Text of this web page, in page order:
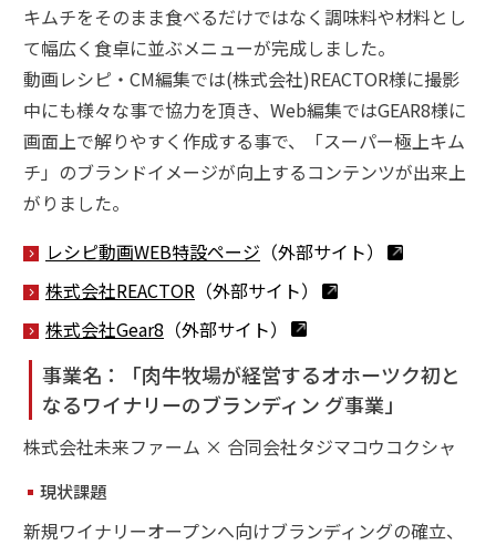
キムチをそのまま食べるだけではなく調味料や材料とし
て幅広く食卓に並ぶメニューが完成しました。
動画レシピ・CM編集では(株式会社)REACTOR様に撮影
中にも様々な事で協力を頂き、Web編集ではGEAR8様に
画面上で解りやすく作成する事で、「スーパー極上キム
チ」のブランドイメージが向上するコンテンツが出来上
がりました。
レシピ動画WEB特設ページ （外部サイト）
株式会社REACTOR （外部サイト）
株式会社Gear8 （外部サイト）
事業名：「肉牛牧場が経営するオホーツク初と
なるワイナリーのブランディン グ事業」
株式会社未来ファーム × 合同会社タジマコウコクシャ
現状課題
新規ワイナリーオープンへ向けブランディングの確立、